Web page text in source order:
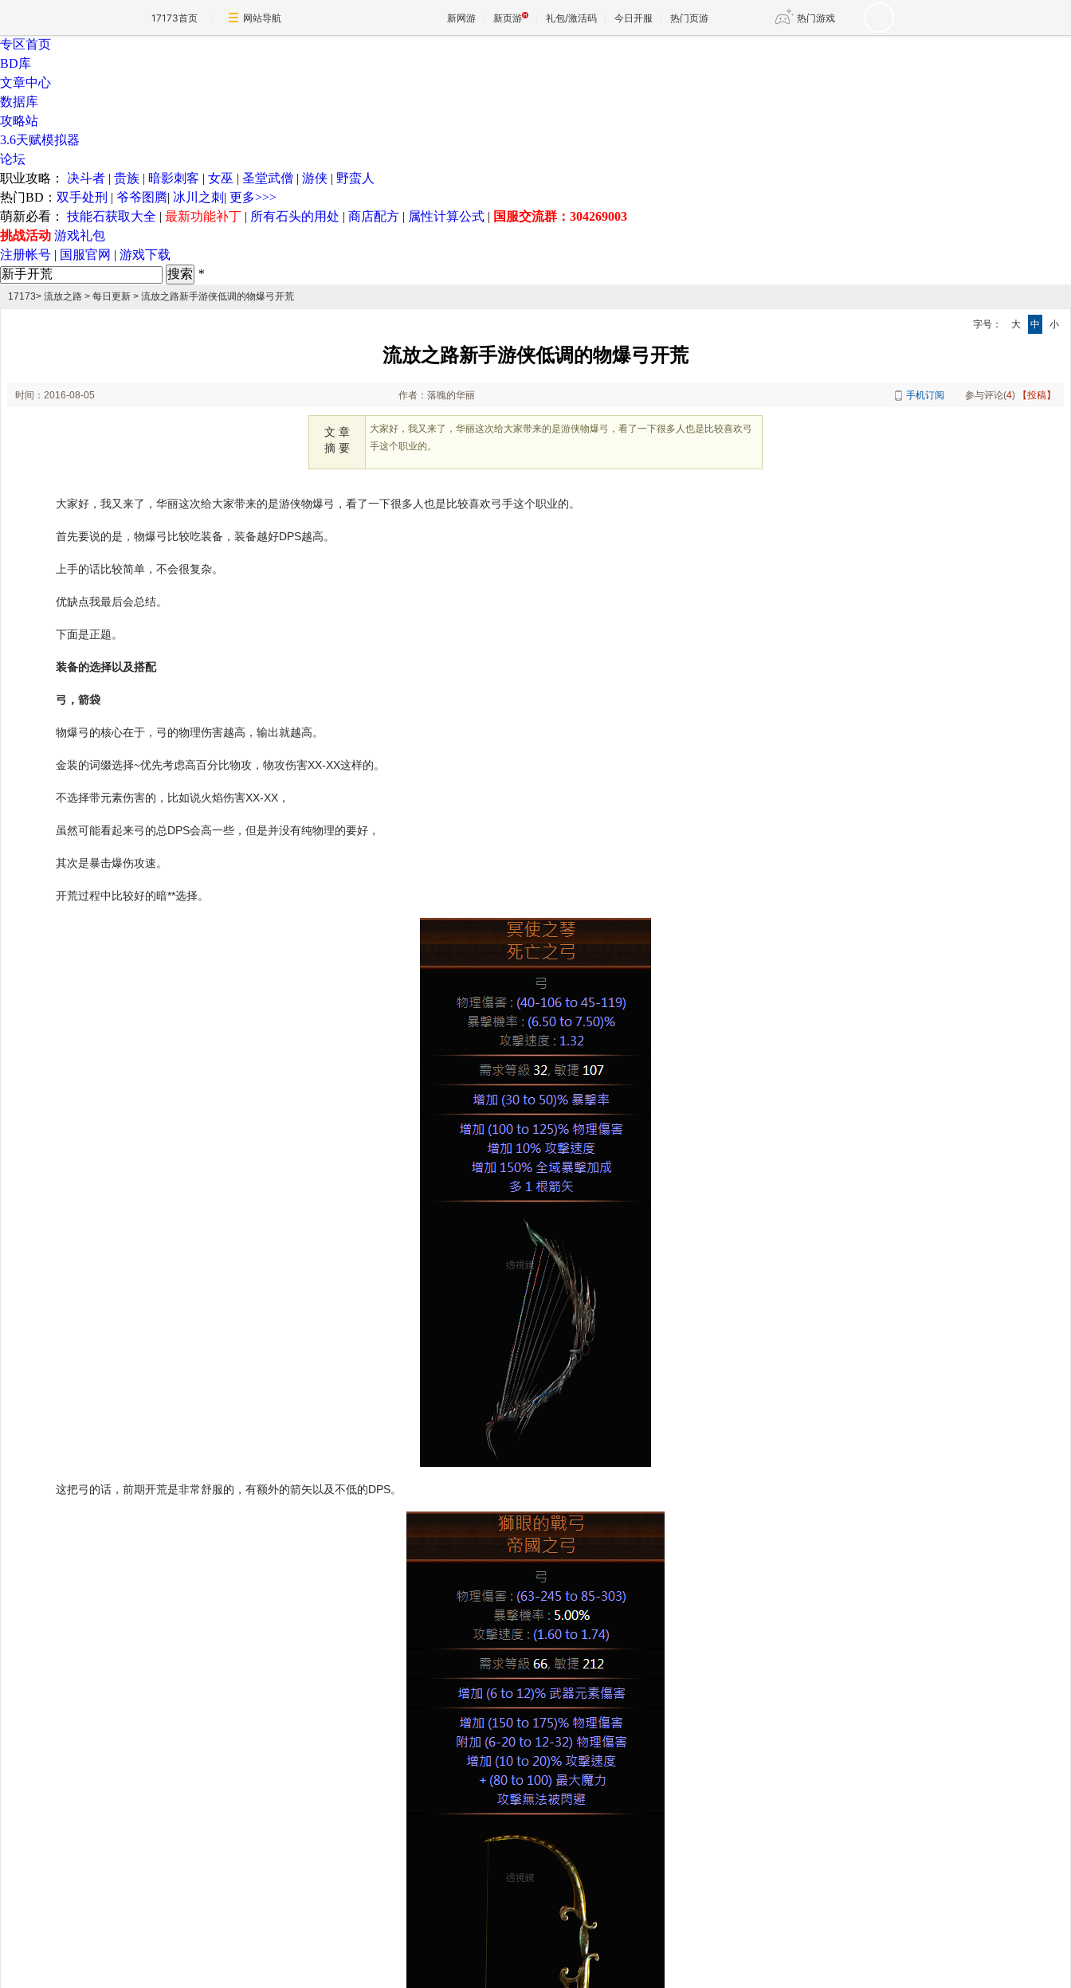
17173首页 网站导航 新网游 新页游 礼包/激活码 今日开服 热门页游 热门游戏
专区首页
BD库
文章中心
数据库
攻略站
3.6天赋模拟器
论坛
职业攻略：
决斗者 | 贵族 | 暗影刺客 | 女巫 | 圣堂武僧 | 游侠 | 野蛮人
热门BD： 双手处刑 | 爷爷图腾| 冰川之刺 | 更多>>>
萌新必看：
技能石获取大全 | 最新功能补丁 | 所有石头的用处 | 商店配方 | 属性计算公式 | 国服交流群：304269003
挑战活动 游戏礼包
注册帐号 | 国服官网 | 游戏下载
*
17173> 流放之路 > 每日更新 > 流放之路新手游侠低调的物爆弓开荒
字号： 大 中 小
流放之路新手游侠低调的物爆弓开荒
时间：2016-08-05 作者：落魄的华丽 手机订阅 参与评论(4) 【投稿】
文 章
摘 要
大家好，我又来了，华丽这次给大家带来的是游侠物爆弓，看了一下很多人也是比较喜欢弓
手这个职业的。
大家好，我又来了，华丽这次给大家带来的是游侠物爆弓，看了一下很多人也是比较喜欢弓手这个职业的。
首先要说的是，物爆弓比较吃装备，装备越好DPS越高。
上手的话比较简单，不会很复杂。
优缺点我最后会总结。
下面是正题。
装备的选择以及搭配
弓，箭袋
物爆弓的核心在于，弓的物理伤害越高，输出就越高。
金装的词缀选择~优先考虑高百分比物攻，物攻伤害XX-XX这样的。
不选择带元素伤害的，比如说火焰伤害XX-XX，
虽然可能看起来弓的总DPS会高一些，但是并没有纯物理的要好，
其次是暴击爆伤攻速。
开荒过程中比较好的暗**选择。
这把弓的话，前期开荒是非常舒服的，有额外的箭矢以及不低的DPS。